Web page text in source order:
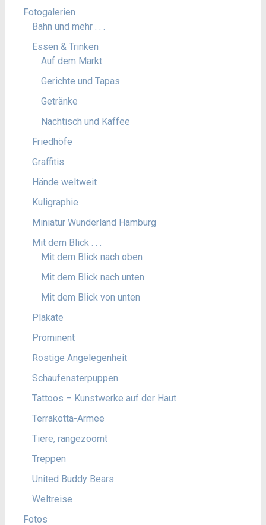
Fotogalerien
Bahn und mehr . . .
Essen & Trinken
Auf dem Markt
Gerichte und Tapas
Getränke
Nachtisch und Kaffee
Friedhöfe
Graffitis
Hände weltweit
Kuligraphie
Miniatur Wunderland Hamburg
Mit dem Blick . . .
Mit dem Blick nach oben
Mit dem Blick nach unten
Mit dem Blick von unten
Plakate
Prominent
Rostige Angelegenheit
Schaufensterpuppen
Tattoos – Kunstwerke auf der Haut
Terrakotta-Armee
Tiere, rangezoomt
Treppen
United Buddy Bears
Weltreise
Fotos